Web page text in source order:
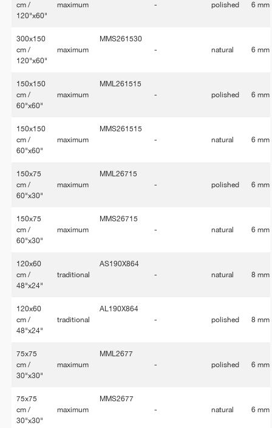
cm /
120"x60"
maximum
-
polished 6 mm
300x150
cm /
120"x60"
maximum
MMS261530
-
natural 6 mm
150x150
cm /
60"x60"
maximum
MML261515
-
polished 6 mm
150x150
cm /
60"x60"
maximum
MMS261515
-
natural 6 mm
150x75
cm /
60"x30"
maximum
MML26715
-
polished 6 mm
150x75
cm /
60"x30"
maximum
MMS26715
-
natural 6 mm
120x60
cm /
48"x24"
traditional
AS190X864
-
natural 8 mm
120x60
cm /
48"x24"
traditional
AL190X864
-
polished 8 mm
75x75
cm /
30"x30"
maximum
MML2677
-
polished 6 mm
75x75
cm /
30"x30"
maximum
MMS2677
-
natural 6 mm